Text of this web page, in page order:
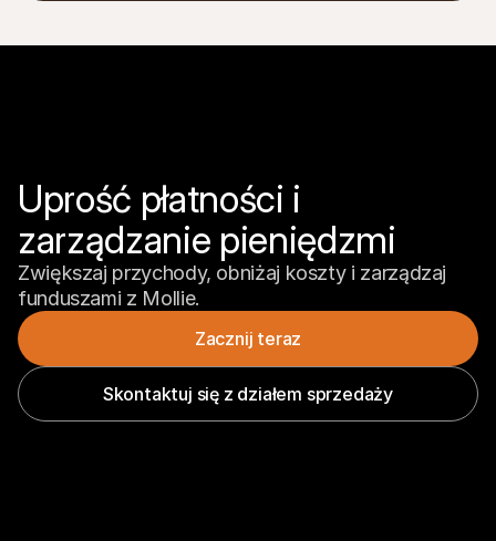
Uprość płatności i
zarządzanie pieniędzmi
Zwiększaj przychody, obniżaj koszty i zarządzaj
funduszami z Mollie.
Zacznij teraz
Skontaktuj się z działem sprzedaży